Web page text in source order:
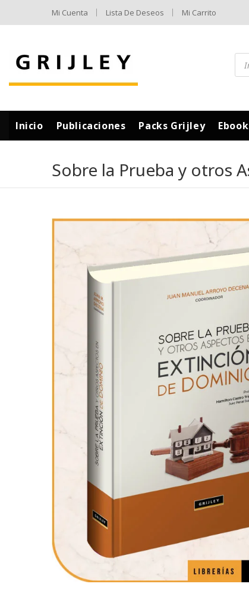
Mi Cuenta Lista De Deseos Mi Carrito
Inicio Publicaciones Packs Grijley
Sobre la Prueba y otros